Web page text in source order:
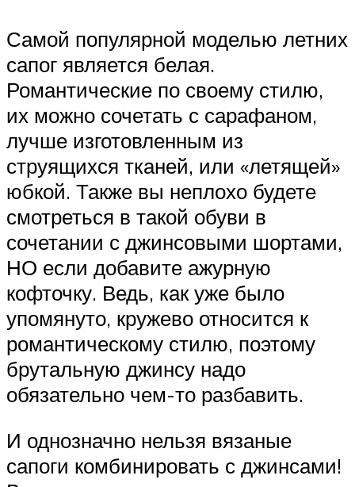
Самой популярной моделью летних
сапог является белая.
Романтические по своему стилю,
их можно сочетать с сарафаном,
лучше изготовленным из
струящихся тканей, или «летящей»
юбкой. Также вы неплохо будете
смотреться в такой обуви в
сочетании с джинсовыми шортами,
НО если добавите ажурную
кофточку. Ведь, как уже было
упомянуто, кружево относится к
романтическому стилю, поэтому
брутальную джинсу надо
обязательно чем-то разбавить.
И однозначно нельзя вязаные
сапоги комбинировать с джинсами!